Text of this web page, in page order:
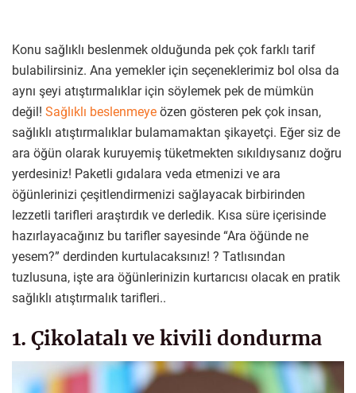
Konu sağlıklı beslenmek olduğunda pek çok farklı tarif
bulabilirsiniz. Ana yemekler için seçeneklerimiz bol olsa da
aynı şeyi atıştırmalıklar için söylemek pek de mümkün
değil! Sağlıklı beslenmeye özen gösteren pek çok insan,
sağlıklı atıştırmalıklar bulamamaktan şikayetçi. Eğer siz de
ara öğün olarak kuruyemiş tüketmekten sıkıldıysanız doğru
yerdesiniz! Paketli gıdalara veda etmenizi ve ara
öğünlerinizi çeşitlendirmenizi sağlayacak birbirinden
lezzetli tarifleri araştırdık ve derledik. Kısa süre içerisinde
hazırlayacağınız bu tarifler sayesinde “Ara öğünde ne
yesem?” derdinden kurtulacaksınız! ? Tatlısından
tuzlusuna, işte ara öğünlerinizin kurtarıcısı olacak en pratik
sağlıklı atıştırmalık tarifleri..
1. Çikolatalı ve kivili dondurma